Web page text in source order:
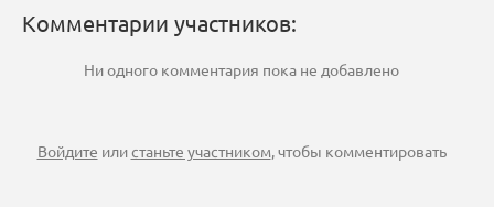
Комментарии участников:
Ни одного комментария пока не добавлено
Войдите илистаньте участником, чтобы комментировать